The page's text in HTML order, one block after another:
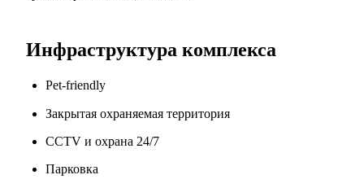
Инфраструктура комплекса
Pet-friendly
Закрытая охраняемая территория
CCTV и охрана 24/7
Парковка